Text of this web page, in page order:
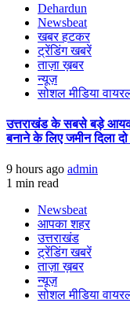
Dehardun
Newsbeat
खबर हटकर
ट्रेंडिंग खबरें
ताज़ा ख़बर
न्यूज़
सोशल मीडिया
उत्तराखंड के सबसे बड़े
बनाने के लिए जमीन दिला
9 hours ago admin
1 min read
Newsbeat
आपका शहर
उत्तराखंड
ट्रेंडिंग खबरें
ताज़ा ख़बर
न्यूज़
सोशल मीडिया